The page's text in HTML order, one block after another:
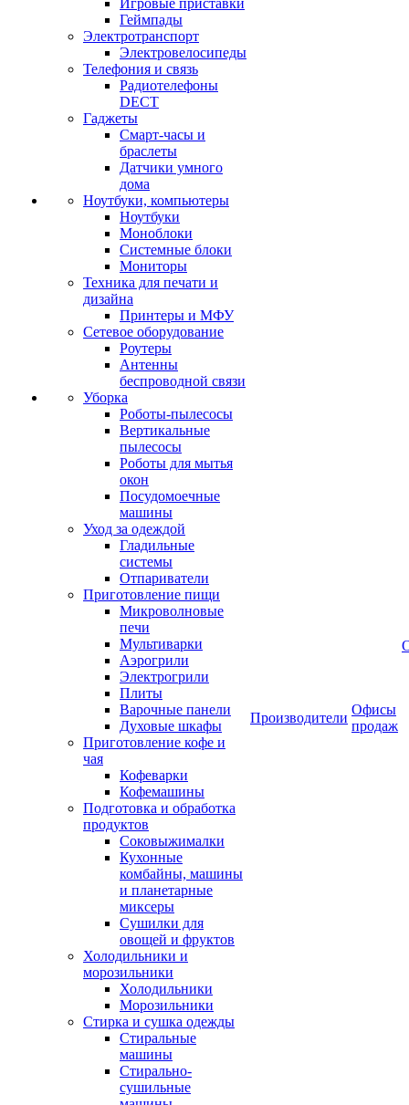
Игровые приставки
Геймпады
Электротранспорт
Электровелосипеды
Телефония и связь
Радиотелефоны
DECT
Гаджеты
Смарт-часы и
браслеты
Датчики умного
дома
Ноутбуки, компьютеры
Ноутбуки
Моноблоки
Системные блоки
Мониторы
Техника для печати и
дизайна
Принтеры и МФУ
Сетевое оборудование
Роутеры
Антенны
беспроводной связи
Уборка
Роботы-пылесосы
Вертикальные
пылесосы
Роботы для мытья
окон
Посудомоечные
машины
Уход за одеждой
Гладильные
системы
Отпариватели
Приготовление пищи
Микроволновые
печи
Мультиварки
Аэрогрили
Электрогрили
Плиты
Варочные панели
Духовые шкафы
Приготовление кофе и
чая
Кофеварки
Кофемашины
Подготовка и обработка
продуктов
Соковыжималки
Кухонные
комбайны, машины
и планетарные
миксеры
Сушилки для
овощей и фруктов
Холодильники и
морозильники
Холодильники
Морозильники
Стирка и сушка одежды
Стиральные
машины
Стирально-
сушильные
Производители
Офисы
продаж